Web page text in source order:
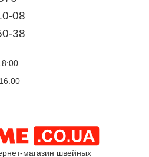
08
38
магазин швейных